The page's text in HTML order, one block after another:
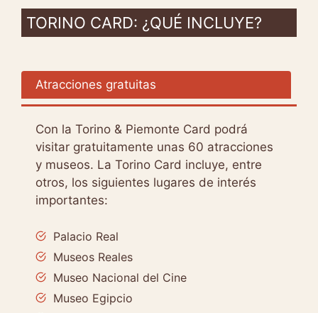
TORINO CARD: ¿QUÉ INCLUYE?
Atracciones gratuitas
Con la Torino & Piemonte Card podrá
visitar gratuitamente unas 60 atracciones
y museos. La Torino Card incluye, entre
otros, los siguientes lugares de interés
importantes:
Palacio Real
Museos Reales
Museo Nacional del Cine
Museo Egipcio